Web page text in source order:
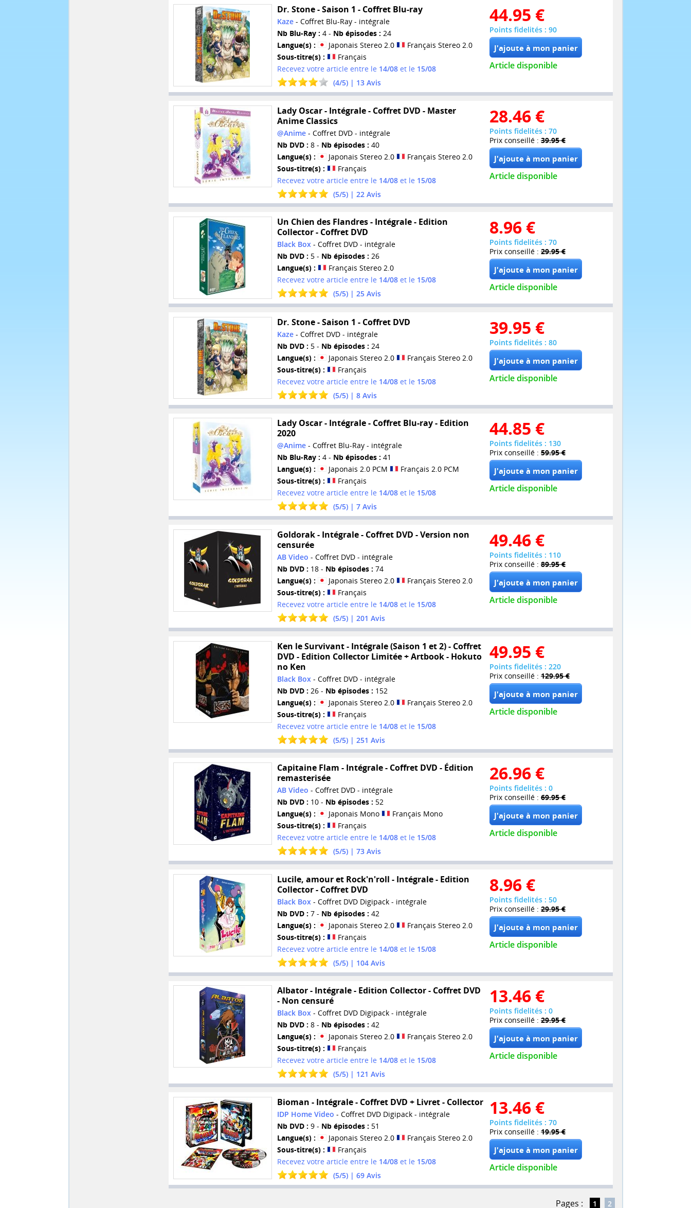
Dr. Stone - Saison 1 - Coffret Blu-ray
Kaze- Coffret Blu-Ray - intégrale
Nb Blu-Ray : 4 - Nb épisodes : 24
Langue(s) :
Japonais Stereo 2.0
Français Stereo 2.0
Sous-titre(s) :
Français
Recevez votre article entre le 14/08et le 15/08
(4/5) | 13Avis
44.95 €
Points fidelités : 90
Article disponible
Lady Oscar - Intégrale - Coffret DVD - Master
Anime Classics
@Anime- Coffret DVD - intégrale
Nb DVD : 8 - Nb épisodes : 40
Langue(s) :
Japonais Stereo 2.0
Français Stereo 2.0
Sous-titre(s) :
Français
Recevez votre article entre le 14/08et le 15/08
(5/5) | 22Avis
28.46 €
Points fidelités : 70
Prix conseillé : 39.95 €
Article disponible
Un Chien des Flandres - Intégrale - Edition
Collector - Coffret DVD
Black Box- Coffret DVD - intégrale
Nb DVD : 5 - Nb épisodes : 26
Langue(s) :
Français Stereo 2.0
Recevez votre article entre le 14/08et le 15/08
(5/5) | 25Avis
8.96 €
Points fidelités : 70
Prix conseillé : 29.95 €
Article disponible
Dr. Stone - Saison 1 - Coffret DVD
Kaze- Coffret DVD - intégrale
Nb DVD : 5 - Nb épisodes : 24
Langue(s) :
Japonais Stereo 2.0
Français Stereo 2.0
Sous-titre(s) :
Français
Recevez votre article entre le 14/08et le 15/08
(5/5) | 8Avis
39.95 €
Points fidelités : 80
Article disponible
Lady Oscar - Intégrale - Coffret Blu-ray - Edition
2020
@Anime- Coffret Blu-Ray - intégrale
Nb Blu-Ray : 4 - Nb épisodes : 41
Langue(s) :
Japonais 2.0 PCM
Français 2.0 PCM
Sous-titre(s) :
Français
Recevez votre article entre le 14/08et le 15/08
(5/5) | 7Avis
44.85 €
Points fidelités : 130
Prix conseillé : 59.95 €
Article disponible
Goldorak - Intégrale - Coffret DVD - Version non
censurée
AB Video - Coffret DVD - intégrale
Nb DVD : 18 - Nb épisodes : 74
Langue(s) :
Japonais Stereo 2.0
Français Stereo 2.0
Sous-titre(s) :
Français
Recevez votre article entre le 14/08et le 15/08
(5/5) | 201 Avis
49.46 €
Points fidelités : 110
Prix conseillé : 89.95 €
Article disponible
Ken le Survivant - Intégrale (Saison 1 et 2) - Coffret
DVD - Edition Collector Limitée + Artbook - Hokuto
no Ken
Black Box - Coffret DVD - intégrale
Nb DVD : 26 - Nb épisodes : 152
Langue(s) :
Japonais Stereo 2.0
Français Stereo 2.0
Sous-titre(s) :
Français
Recevez votre article entre le 14/08et le 15/08
(5/5) | 251 Avis
49.95 €
Points fidelités : 220
Prix conseillé : 129.95 €
Article disponible
Capitaine Flam - Intégrale - Coffret DVD - Édition
remasterisée
AB Video - Coffret DVD - intégrale
Nb DVD : 10 - Nb épisodes : 52
Langue(s) :
Japonais Mono
Français Mono
Sous-titre(s) :
Français
Recevez votre article entre le 14/08et le 15/08
(5/5) | 73Avis
26.96 €
Points fidelités : 0
Prix conseillé : 69.95 €
Article disponible
Lucile, amour et Rock'n'roll - Intégrale - Edition
Collector - Coffret DVD
Black Box- Coffret DVD Digipack - intégrale
Nb DVD : 7 - Nb épisodes : 42
Langue(s) :
Japonais Stereo 2.0
Français Stereo 2.0
Sous-titre(s) :
Français
Recevez votre article entre le 14/08et le 15/08
(5/5) | 104Avis
8.96 €
Points fidelités : 50
Prix conseillé : 29.95 €
Article disponible
Albator - Intégrale - Edition Collector - Coffret DVD
- Non censuré
Black Box- Coffret DVD Digipack - intégrale
Nb DVD : 8 - Nb épisodes : 42
Langue(s) :
Japonais Stereo 2.0
Français Stereo 2.0
Sous-titre(s) :
Français
Recevez votre article entre le 14/08et le 15/08
(5/5) | 121 Avis
13.46 €
Points fidelités : 0
Prix conseillé : 29.95 €
Article disponible
Bioman - Intégrale - Coffret DVD + Livret - Collector
IDP Home Video - Coffret DVD Digipack - intégrale
Nb DVD : 9 - Nb épisodes : 51
Langue(s) :
Japonais Stereo 2.0
Français Stereo 2.0
Sous-titre(s) :
Français
Recevez votre article entre le 14/08et le 15/08
(5/5) | 69Avis
13.46 €
Points fidelités : 70
Prix conseillé : 19.95 €
Article disponible
Pages : 1 2